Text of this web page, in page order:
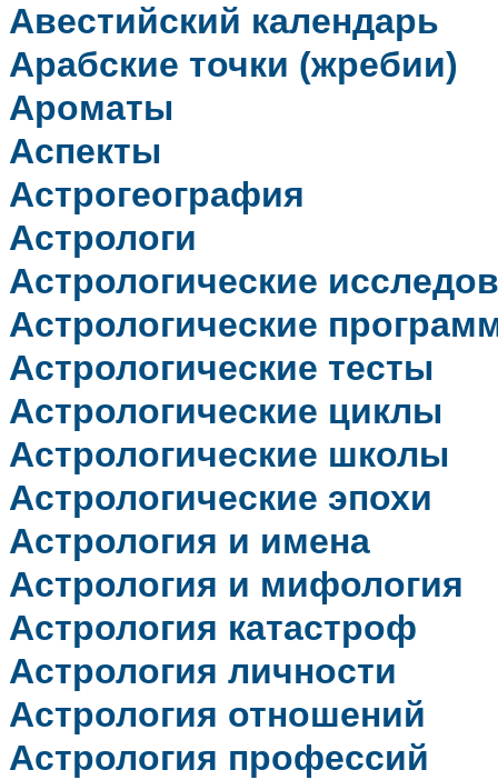
Авестийский календарь
Арабские точки (жребии)
Ароматы
Аспекты
Астрогеография
Астрологи
Астрологические
Астрологические
Астрологические тесты
Астрологические циклы
Астрологические школы
Астрологические эпохи
Астрология и имена
Астрология и мифология
Астрология катастроф
Астрология личности
Астрология отношений
Астрология профессий